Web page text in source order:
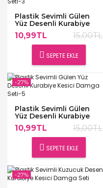
Plastik Sevimli Gülen
Yüz Desenli Kurabiye
Kesici Damga Seti-3
10,99TL 15,00TL
SEPETE EKLE
Plastik Sevimli Gülen
Yüz Desenli Kurabiye
Kesici Damga Seti-5
10,99TL 15,00TL
SEPETE EKLE
-27%
-27%